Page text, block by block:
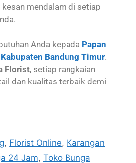
mendalam di setiap
Anda kepada Papan
Bandung Timur.
Florist, setiap rangkaian
dan kualitas terbaik demi
, Florist Online, Karangan
24 Jam, Toko Bunga